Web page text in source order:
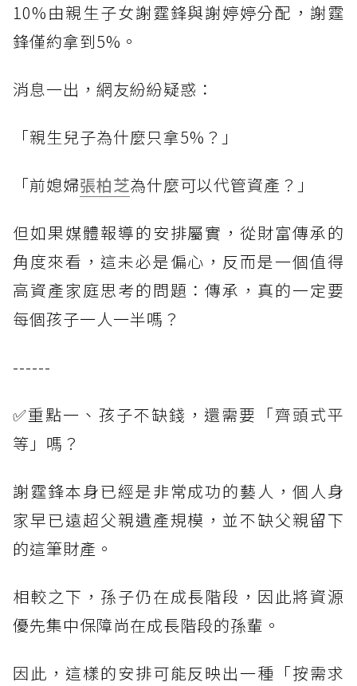
10%由親生子女謝霆鋒與謝婷婷分配，謝霆
鋒僅約拿到5%。
消息一出，網友紛紛疑惑：
「親生兒子為什麼只拿5%？」
「前媳婦張柏芝為什麼可以代管資產？」
但如果媒體報導的安排屬實，從財富傳承的
角度來看，這未必是偏心，反而是一個值得
高資產家庭思考的問題：傳承，真的一定要
每個孩子一人一半嗎？
------
✅重點一、孩子不缺錢，還需要「齊頭式平
等」嗎？
謝霆鋒本身已經是非常成功的藝人，個人身
家早已遠超父親遺產規模，並不缺父親留下
的這筆財產。
相較之下，孫子仍在成長階段，因此將資源
優先集中保障尚在成長階段的孫輩。
因此，這樣的安排可能反映出一種「按需求